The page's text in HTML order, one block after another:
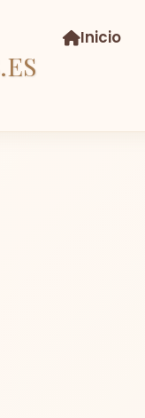
.ES
Inicio